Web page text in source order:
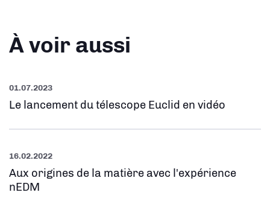
À voir aussi
01.07.2023
Le lancement du télescope Euclid en vidéo
16.02.2022
Aux origines de la matière avec l'expérience
nEDM